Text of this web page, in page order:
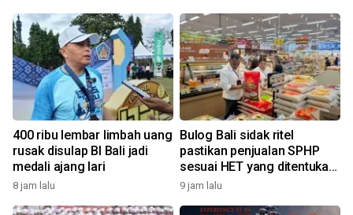
400 ribu lembar limbah uang
rusak disulap BI Bali jadi
medali ajang lari
8 jam lalu
Bulog Bali sidak ritel
pastikan penjualan SPHP
sesuai HET yang ditentukan
pemerintah
9 jam lalu